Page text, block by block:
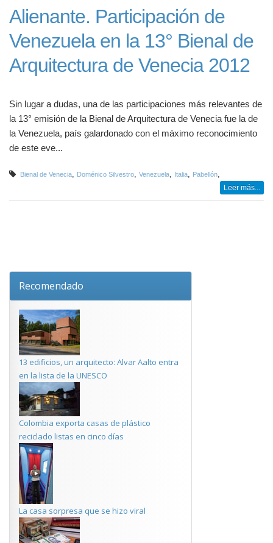
Alienante. Participación de
Venezuela en la 13° Bienal de
Arquitectura de Venecia 2012
Sin lugar a dudas, una de las participaciones más relevantes de
la 13° emisión de la Bienal de Arquitectura de Venecia fue la de
la Venezuela, país galardonado con el máximo reconocimiento
de este eve...
Bienal de Venecia, Doménico Silvestro, Venezuela, Italia, Pabellón,
Leer más...
Recomendado
13 edificios, un arquitecto: Alvar Aalto entra
en la lista de la UNESCO
Colombia exporta casas de plástico
reciclado listas en cinco días
La casa sorpresa que se hizo viral